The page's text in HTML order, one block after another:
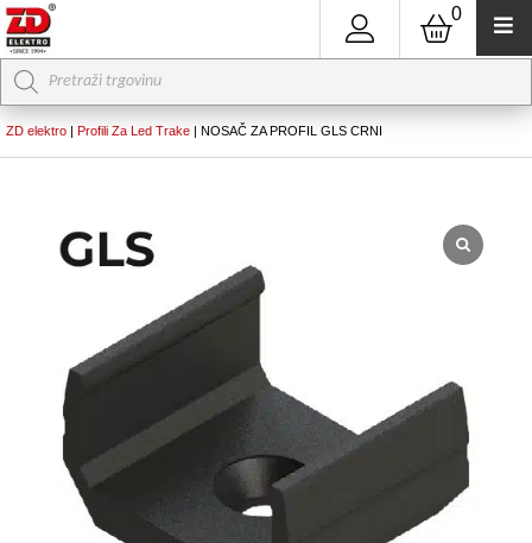
0
Products
search
ZD elektro | Profili Za Led Trake | NOSAČ ZA PROFIL GLS CRNI